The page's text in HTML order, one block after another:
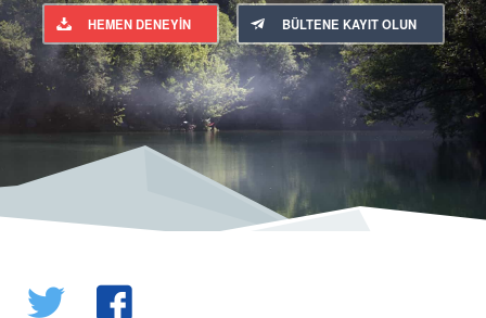
HEMEN DENEYIN BÜLTENE KAYIT OLUN